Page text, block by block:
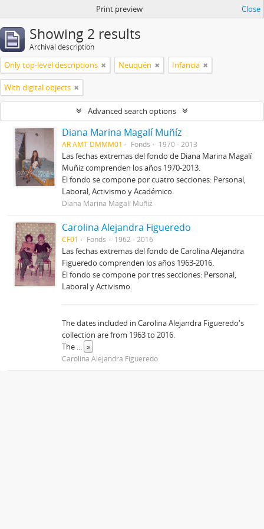
Print preview Close
Showing 2 results
Archival description
Only top-level descriptions Neuquén Infancia
With digital objects
Advanced search options
Diana Marina Magalí Muñíz
AR AMT DMMM01 Fonds 1970 - 2013
Las fechas extremas del fondo de Diana Marina Magalí
Muñiz comprenden los años 1970-2013.
El fondo se compone por cuatro secciones: Personal,
Laboral, Activismo y Académico.
Diana Marina Magalí Muñiz
Carolina Alejandra Figueredo
CF01 Fonds 1962 - 2016
Las fechas extremas del fondo de Carolina Alejandra
Figueredo comprenden los años 1963-2016.
El fondo se compone por tres secciones: Personal,
Laboral y Activismo.
The dates included in Carolina Alejandra Figueredo's
collection are from 1963 to 2016.
The ... »
Carolina Alejandra Figueredo